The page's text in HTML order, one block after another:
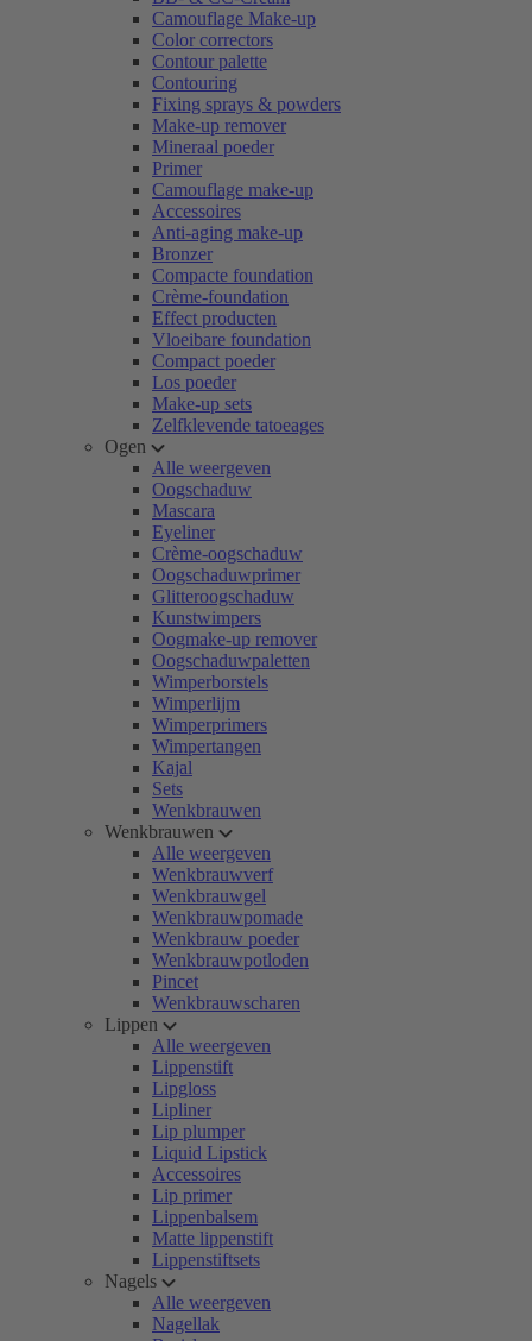
Camouflage Make-up
Color correctors
Contour palette
Contouring
Fixing sprays & powders
Make-up remover
Mineraal poeder
Primer
Camouflage make-up
Accessoires
Anti-aging make-up
Bronzer
Compacte foundation
Crème-foundation
Effect producten
Vloeibare foundation
Compact poeder
Los poeder
Make-up sets
Zelfklevende tatoeages
Ogen
Alle weergeven
Oogschaduw
Mascara
Eyeliner
Crème-oogschaduw
Oogschaduwprimer
Glitteroogschaduw
Kunstwimpers
Oogmake-up remover
Oogschaduwpaletten
Wimperborstels
Wimperlijm
Wimperprimers
Wimpertangen
Kajal
Sets
Wenkbrauwen
Wenkbrauwen
Alle weergeven
Wenkbrauwverf
Wenkbrauwgel
Wenkbrauwpomade
Wenkbrauw poeder
Wenkbrauwpotloden
Pincet
Wenkbrauwscharen
Lippen
Alle weergeven
Lippenstift
Lipgloss
Lipliner
Lip plumper
Liquid Lipstick
Accessoires
Lip primer
Lippenbalsem
Matte lippenstift
Lippenstiftsets
Nagels
Alle weergeven
Nagellak